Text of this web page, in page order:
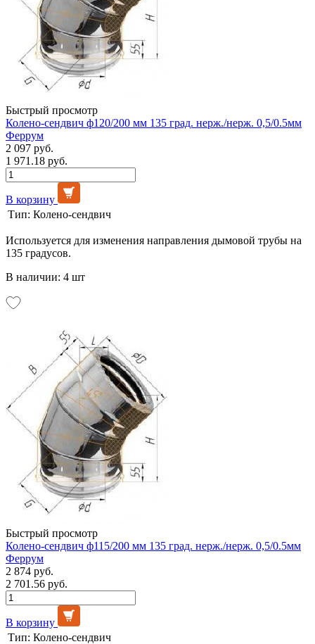
Быстрый просмотр
Колено-сендвич ф120/200 мм 135 град. нерж./нерж. 0,5/0.5мм
Феррум
2 097 руб.
1 971.18 руб.
В корзину
Тип: Колено-сендвич
Используется для изменения направления дымовой трубы на
135 градусов.
В наличии: 4 шт
Быстрый просмотр
Колено-сендвич ф115/200 мм 135 град. нерж./нерж. 0,5/0.5мм
Феррум
2 874 руб.
2 701.56 руб.
В корзину
Тип: Колено-сендвич